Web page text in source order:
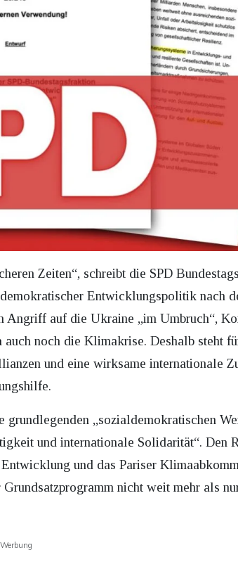
Zeiten“, schreibt die SPD
Entwicklungspolitik nach
auf die Ukraine „im Umbruch“,
noch die Klimakrise. Deshalb steht
und eine wirksame internationale
„sozialdemokratischen
und internationale Solidarität“. Den
und das Pariser
nicht weit mehr als
Werbung